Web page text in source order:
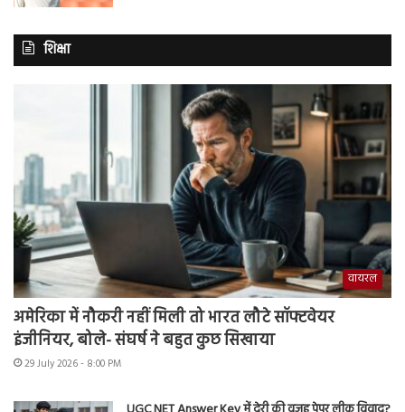
शिक्षा
वायरल
अमेरिका में नौकरी नहीं मिली तो भारत लौटे सॉफ्टवेयर
इंजीनियर, बोले- संघर्ष ने बहुत कुछ सिखाया
29 July 2026 - 8:00 PM